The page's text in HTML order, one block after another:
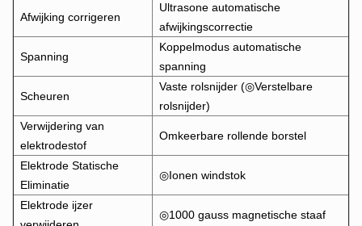
Afwijking corrigeren
Ultrasone automatische
afwijkingscorrectie
Spanning
Koppelmodus automatische
spanning
Scheuren
Vaste rolsnijder (◎Verstelbare
rolsnijder)
Verwijdering van
elektrodestof
Omkeerbare rollende borstel
Elektrode Statische
Eliminatie
◎Ionen windstok
Elektrode ijzer
◎1000 gauss magnetische staaf